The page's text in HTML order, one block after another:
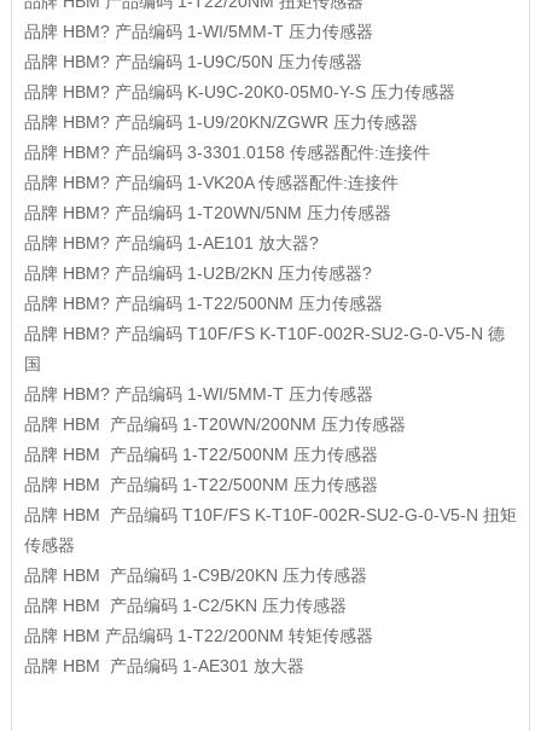
品牌 HBM? 产品编码 1-WI/5MM-T 压力传感器
品牌 HBM? 产品编码 1-U9C/50N 压力传感器
品牌 HBM? 产品编码 K-U9C-20K0-05M0-Y-S 压力传感器
品牌 HBM? 产品编码 1-U9/20KN/ZGWR 压力传感器
品牌 HBM? 产品编码 3-3301.0158 传感器配件:连接件
品牌 HBM? 产品编码 1-VK20A 传感器配件:连接件
品牌 HBM? 产品编码 1-T20WN/5NM 压力传感器
品牌 HBM? 产品编码 1-AE101 放大器?
品牌 HBM? 产品编码 1-U2B/2KN 压力传感器?
品牌 HBM? 产品编码 1-T22/500NM 压力传感器
品牌 HBM? 产品编码 T10F/FS K-T10F-002R-SU2-G-0-V5-N 德
国
品牌 HBM? 产品编码 1-WI/5MM-T 压力传感器
品牌 HBM 产品编码 1-T20WN/200NM 压力传感器
品牌 HBM 产品编码 1-T22/500NM 压力传感器
品牌 HBM 产品编码 1-T22/500NM 压力传感器
品牌 HBM 产品编码 T10F/FS K-T10F-002R-SU2-G-0-V5-N 扭矩
传感器
品牌 HBM 产品编码 1-C9B/20KN 压力传感器
品牌 HBM 产品编码 1-C2/5KN 压力传感器
品牌 HBM 产品编码 1-T22/200NM 转矩传感器
品牌 HBM 产品编码 1-AE301 放大器